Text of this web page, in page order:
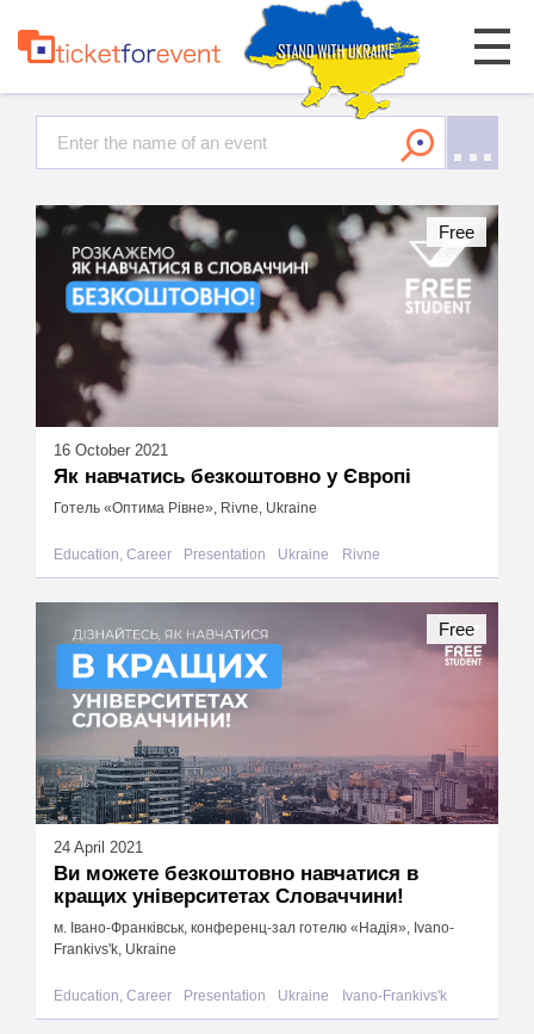
16 October 2021
Як навчатись безкоштовно у Європі
Готель «Оптима Рівне», Rivne, Ukraine
Education, Career Presentation Ukraine Rivne
Free
24 April 2021
Ви можете безкоштовно навчатися в
кращих університетах Словаччини!
м. Івано-Франківськ, конференц-зал готелю «Надія», Ivano-
Frankivs'k, Ukraine
Education, Career Presentation Ukraine Ivano-Frankivs'k
Free